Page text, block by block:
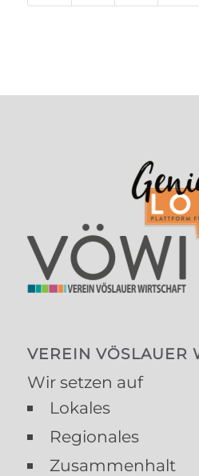
VEREIN VÖSLAUER
Wir setzen auf
Lokales
Regionales
Zusammenhalt